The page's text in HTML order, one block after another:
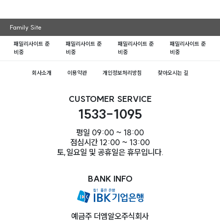
Family Site
패밀리사이트 준
비중
패밀리사이트 준
비중
패밀리사이트 준
비중
패밀리사이트 준
비중
회사소개 이용약관 개인정보처리방침 찾아오시는 길
CUSTOMER SERVICE
1533-1095
평일 09:00 ~ 18:00
점심시간 12:00 ~ 13:00
토,일요일 및 공휴일은 휴무입니다.
BANK INFO
예금주 더엠알오주식회사